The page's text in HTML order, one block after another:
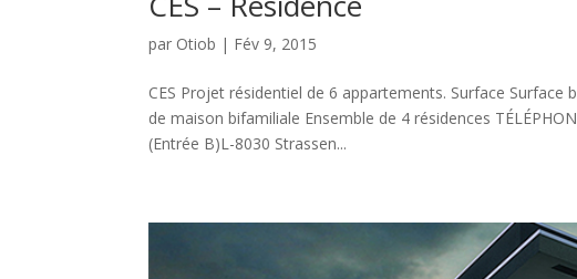
par Otiob | Fév 9, 2015
CES Projet résidentiel de 6 appartements. Surface
de maison bifamiliale Ensemble de 4 résidences
(Entrée B)L-8030 Strassen...